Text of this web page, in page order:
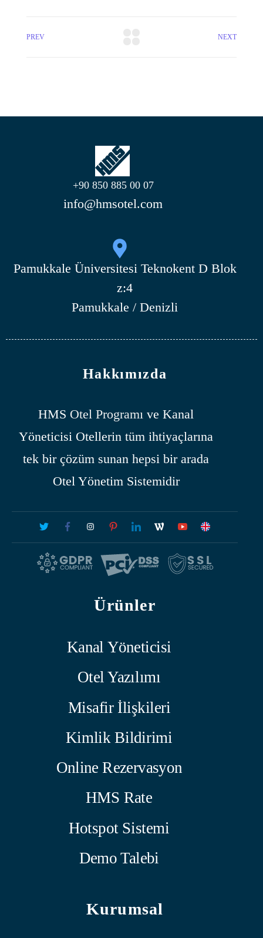
PREV NEXT
+90 850 885 00 07
info@hmsotel.com
Pamukkale Üniversitesi Teknokent D Blok
z:4
Pamukkale / Denizli
Hakkımızda
HMS Otel Programı ve Kanal
Yöneticisi Otellerin tüm ihtiyaçlarına
tek bir çözüm sunan hepsi bir arada
Otel Yönetim Sistemidir
Ürünler
Kanal Yöneticisi
Otel Yazılımı
Misafir İlişkileri
Kimlik Bildirimi
Online Rezervasyon
HMS Rate
Hotspot Sistemi
Demo Talebi
Kurumsal